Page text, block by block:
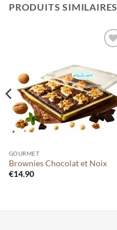
PRODUITS SIMILAIRES
liste
GOURMET
Brownies Chocolat et Noix
€14.90